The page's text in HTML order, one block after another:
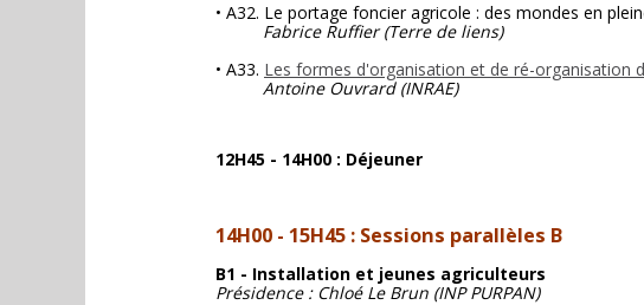
• A32. Le portage foncier agricole : des mondes en
Fabrice Ruffier (Terre de liens)
• A33. Les formes d'organisation et de ré-organisation
Antoine Ouvrard (INRAE)
12H45 - 14H00 : Déjeuner
14H00 - 15H45 : Sessions parallèles B
B1 - Installation et jeunes agriculteurs
Présidence : Chloé Le Brun (INP PURPAN)